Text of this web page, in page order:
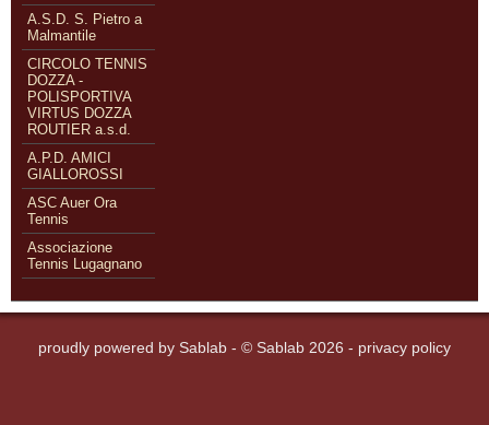
A.S.D. S. Pietro a
Malmantile
CIRCOLO TENNIS
DOZZA -
POLISPORTIVA
VIRTUS DOZZA
ROUTIER a.s.d.
A.P.D. AMICI
GIALLOROSSI
ASC Auer Ora
Tennis
Associazione
Tennis Lugagnano
proudly powered by Sablab - © Sablab 2026 - privacy policy